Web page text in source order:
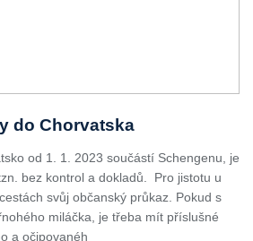
do Chorvatska
od 1. 1. 2023 součástí Schengenu, je
bez kontrol a dokladů. Pro jistotu u
svůj občanský průkaz. Pokud s
miláčka, je třeba mít příslušné
a očipovanéh